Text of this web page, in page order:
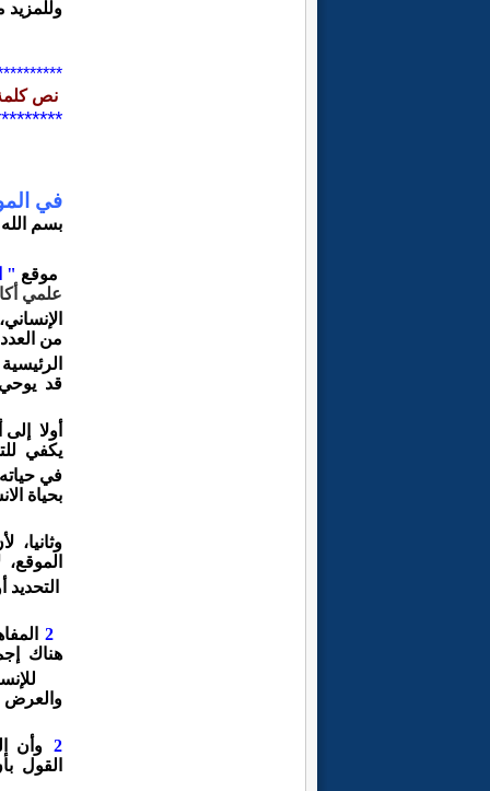
نص
في
بسم
موقع "
علمي
من
قد
أولا
يكفي
في
بحياة
وثانيا،
الموقع،
التحديد
2
هناك
والعرض
2 وأن
القول